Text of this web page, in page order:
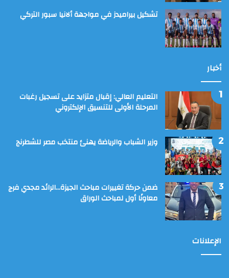
تشكيل بيراميدز في مواجهة ألانيا سبور التركي
أخبار
التعليم العالي: إقبال متزايد على تسجيل رغبات
المرحلة الأولى للتنسيق الإلكتروني
وزير الشباب والرياضة يهنئ منتخب مصر للشطرنج
ضمن حركة تغييرات مباحث الجيزة…الرائد مجدي فرج
معاونًا أول لمباحث الوراق
الإعلانات